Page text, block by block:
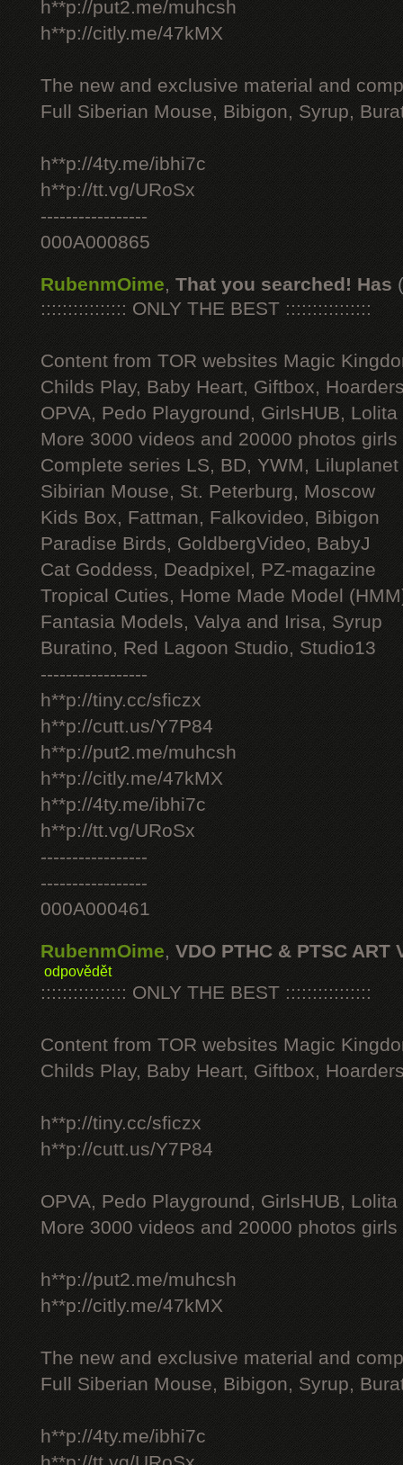
h**p://put2.me/muhcsh
h**p://citly.me/47kMX
The new and exclusive material and
Full Siberian Mouse, Bibigon, Syrup,
h**p://4ty.me/ibhi7c
h**p://tt.vg/URoSx
-----------------
000A000865
RubenmOime, That you searched! Has
:::::::::::::::: ONLY THE BEST ::::::::::::::::
Content from TOR websites Magic
Childs Play, Baby Heart, Giftbox,
OPVA, Pedo Playground, GirlsHUB, Lolita
More 3000 videos and 20000 photos
Complete series LS, BD, YWM, Liluplanet
Sibirian Mouse, St. Peterburg, Moscow
Kids Box, Fattman, Falkovideo, Bibigon
Paradise Birds, GoldbergVideo, BabyJ
Cat Goddess, Deadpixel, PZ-magazine
Tropical Cuties, Home Made Model
Fantasia Models, Valya and Irisa, Syrup
Buratino, Red Lagoon Studio, Studio13
-----------------
h**p://tiny.cc/sficzx
h**p://cutt.us/Y7P84
h**p://put2.me/muhcsh
h**p://citly.me/47kMX
h**p://4ty.me/ibhi7c
h**p://tt.vg/URoSx
-----------------
-----------------
000A000461
RubenmOime, VDO PTHC & PTSC ART
odpovědět
:::::::::::::::: ONLY THE BEST ::::::::::::::::
Content from TOR websites Magic
Childs Play, Baby Heart, Giftbox,
h**p://tiny.cc/sficzx
h**p://cutt.us/Y7P84
OPVA, Pedo Playground, GirlsHUB, Lolita
More 3000 videos and 20000 photos
h**p://put2.me/muhcsh
h**p://citly.me/47kMX
The new and exclusive material and
Full Siberian Mouse, Bibigon, Syrup,
h**p://4ty.me/ibhi7c